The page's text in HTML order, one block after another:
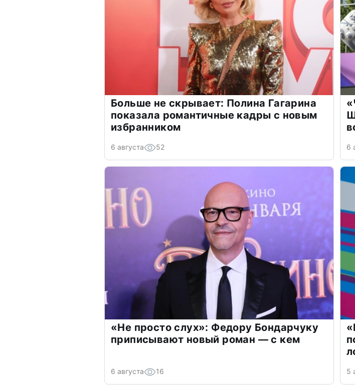
Больше не скрывает: Полина Гагарина
показала романтичные кадры с новым
избранником
6 августа 52 6
«Не просто слух»: Федору Бондарчуку
приписывают новый роман — с кем
6 августа 16 5